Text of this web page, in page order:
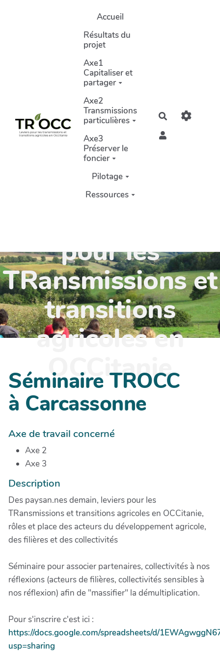
Aller au contenu principalAccueil
Résultats du
projet
Axe1
Capitaliser et
partager
Axe2
Transmissions
particulières
Axe3
Préserver le
foncier
Pilotage
Ressources
Rechercher
pour les
TRansmissions et
transitions
agricoles en
OCCitanie
Séminaire TROCC
à Carcassonne
Axe de travail concerné
Axe 2
Axe 3
Description
Des paysan.nes demain, leviers pour les
TRansmissions et transitions agricoles en OCCitanie,
rôles et place des acteurs du développement agricole,
des filières et des collectivités
Séminaire pour associer partenaires, collectivités à nos
réflexions (acteurs de filières, collectivités sensibles à
nos réflexion) afin de "massifier" la démultiplication.
Pour s'inscrire c'est ici :
https://docs.google.com/spreadsheets/d/
usp=sharing